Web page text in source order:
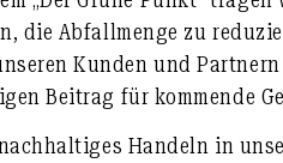
die Abfallmenge zu
Kunden und
Beitrag für kommende
Handeln in